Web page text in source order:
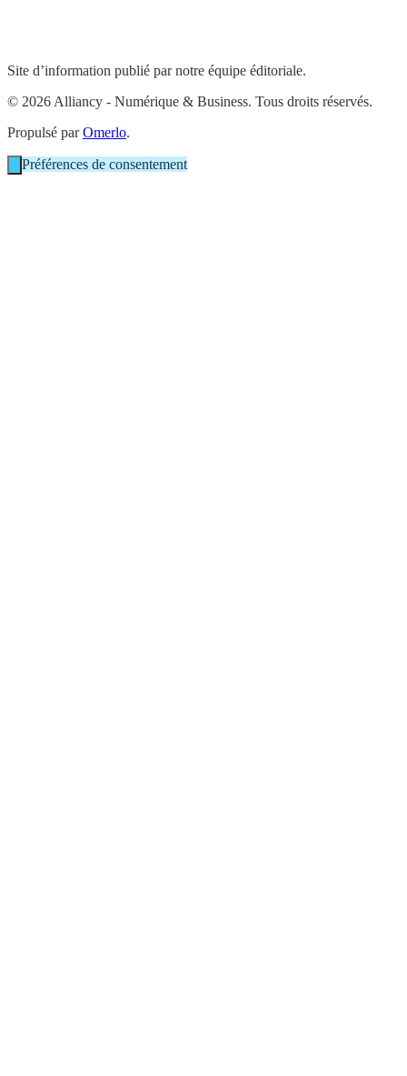
Site d’information publié par notre équipe éditoriale.
© 2026 Alliancy - Numérique & Business. Tous droits réservés.
Propulsé parOmerlo.
Préférences de consentement